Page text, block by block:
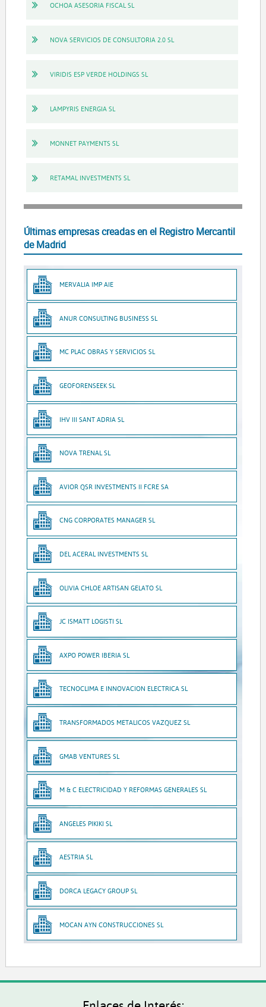
OCHOA ASESORIA FISCAL SL
NOVA SERVICIOS DE CONSULTORIA 2.0 SL
VIRIDIS ESP VERDE HOLDINGS SL
LAMPYRIS ENERGIA SL
MONNET PAYMENTS SL
RETAMAL INVESTMENTS SL
Últimas empresas creadas en el Registro Mercantil
de Madrid
MERVALIA IMP AIE
ANUR CONSULTING BUSINESS SL
MC PLAC OBRAS Y SERVICIOS SL
GEOFORENSEEK SL
IHV III SANT ADRIA SL
NOVA TRENAL SL
AVIOR QSR INVESTMENTS II FCRE SA
CNG CORPORATES MANAGER SL
DEL ACERAL INVESTMENTS SL
OLIVIA CHLOE ARTISAN GELATO SL
JC ISMATT LOGISTI SL
AXPO POWER IBERIA SL
TECNOCLIMA E INNOVACION ELECTRICA SL
TRANSFORMADOS METALICOS VAZQUEZ SL
GMAB VENTURES SL
M & C ELECTRICIDAD Y REFORMAS GENERALES SL
ANGELES PIKIKI SL
AESTRIA SL
DORCA LEGACY GROUP SL
MOCAN AYN CONSTRUCCIONES SL